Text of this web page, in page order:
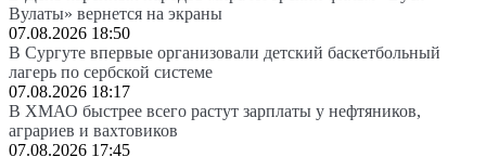
Вулаты» вернется на экраны
07.08.2026 18:50
В Сургуте впервые организовали детский баскетбольный
лагерь по сербской системе
07.08.2026 18:17
В ХМАО быстрее всего растут зарплаты у нефтяников,
аграриев и вахтовиков
07.08.2026 17:45